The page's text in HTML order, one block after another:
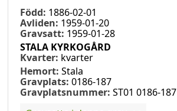
Född: 1886-02-01
Avliden: 1959-01-20
Gravsatt: 1959-01-28
STALA KYRKOGÅRD
Kvarter: kvarter
Hemort: Stala
Gravplats: 0186-187
Gravplatsnummer: ST01 0186-187